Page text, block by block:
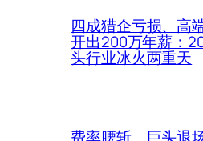
四成猎企亏损、高
开出200万年薪：
头行业冰火两重天